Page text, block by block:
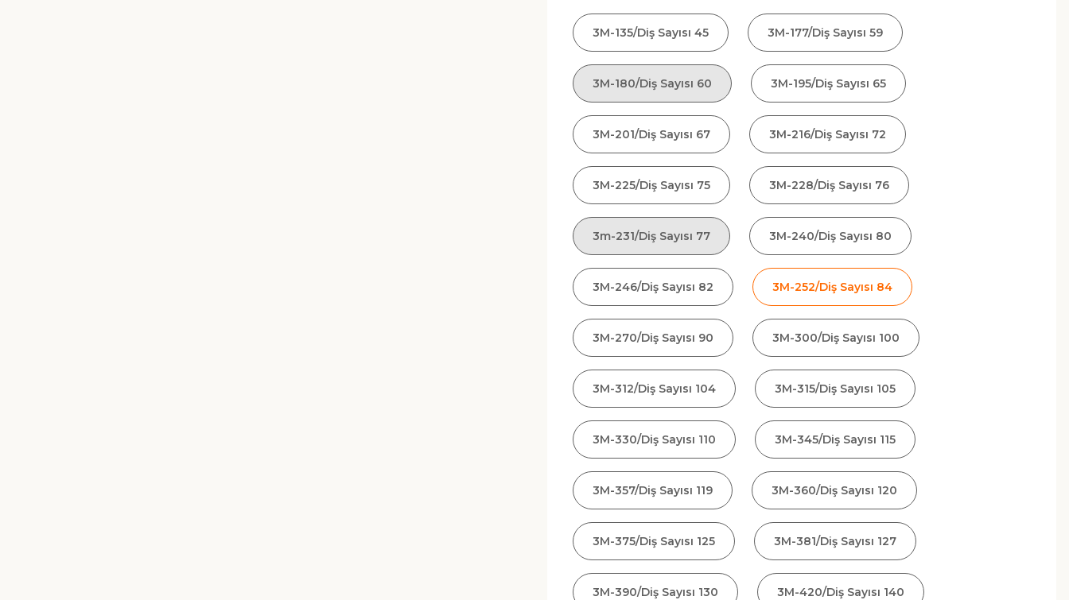
3M-135/Diş Sayısı 45 3M-177/Diş Sayısı 59
3M-180/Diş Sayısı 60 3M-195/Diş Sayısı 65
3M-201/Diş Sayısı 67 3M-216/Diş Sayısı 72
3M-225/Diş Sayısı 75 3M-228/Diş Sayısı 76
3m-231/Diş Sayısı 77 3M-240/Diş Sayısı 80
3M-246/Diş Sayısı 82 3M-252/Diş Sayısı 84
3M-270/Diş Sayısı 90 3M-300/Diş Sayısı 100
3M-312/Diş Sayısı 104 3M-315/Diş Sayısı 105
3M-330/Diş Sayısı 110 3M-345/Diş Sayısı 115
3M-357/Diş Sayısı 119 3M-360/Diş Sayısı 120
3M-375/Diş Sayısı 125 3M-381/Diş Sayısı 127
3M-390/Diş Sayısı 130 3M-420/Diş Sayısı 140